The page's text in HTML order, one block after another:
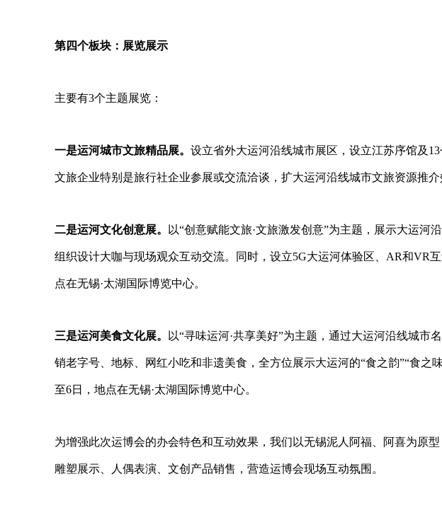
第四个板块：展览展示
主要有3个主题展览：
一是运河城市文旅精品展。 设立省外大运河沿线城市展区，设立江苏序馆及 13
文旅企业特别是旅行社企业参展或交流洽谈，扩大运河沿线城市文旅资源推
二是运河文化创意展。 以“创意赋能文旅·文旅激发创意”为主题，展示大运河
组织设计大咖与现场观众互动交流。同时，设立5G大运河体验区、 AR和VR
点在无锡·太湖国际博览中心。
三是运河美食文化展。 以“寻味运河·共享美好”为主题，通过大运河沿线城市
销老字号、地标、网红小吃和非遗美食，全方位展示大运河的“食之韵”“食之味
至6日，地点在无锡·太湖国际博览中心。
为增强此次运博会的办会特色和互动效果，我们以无锡泥人阿福、阿喜为原
雕塑展示、人偶表演、文创产品销售，营造运博会现场互动氛围。